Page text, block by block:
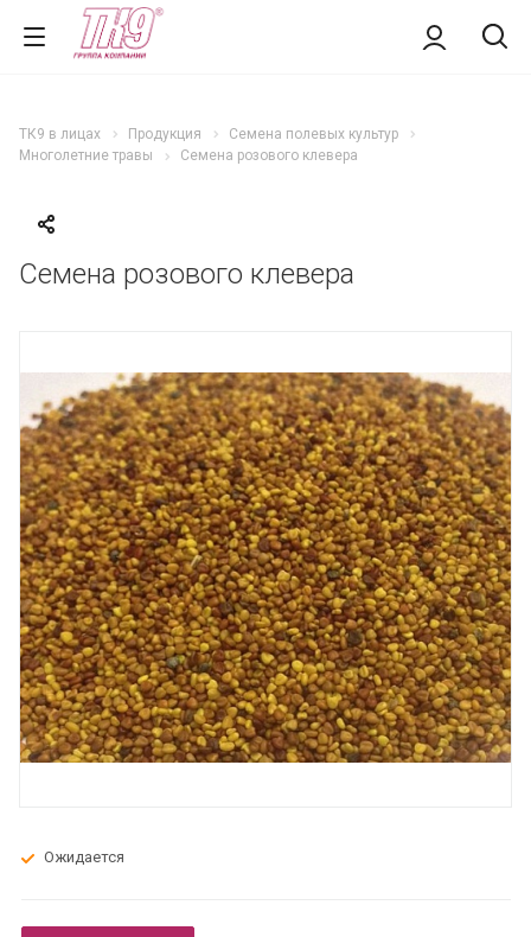
ТК9 в лицах Продукция
Семена полевых культур
Многолетние травы
Семена розового клевера
Семена розового клевера
Ожидается